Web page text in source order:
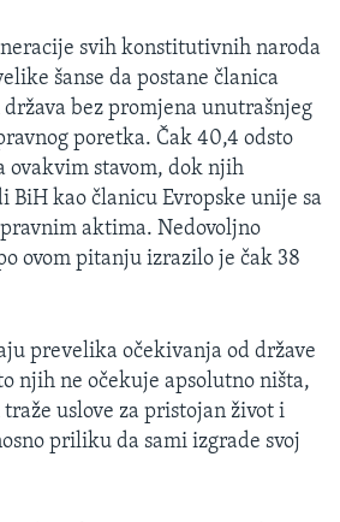
svih konstitutivnih naroda
šanse da postane članica
bez promjena unutrašnjeg
poretka. Čak 40,4 odsto
ovakvim stavom, dok njih
BiH kao članicu Evropske unije sa
aktima. Nedovoljno
ovom pitanju izrazilo je čak 38
prevelika očekivanja od države
njih ne očekuje apsolutno ništa,
uslove za pristojan život i
priliku da sami izgrade svoj